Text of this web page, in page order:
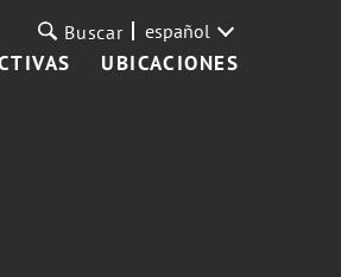
UBICACIONES
Buscar español